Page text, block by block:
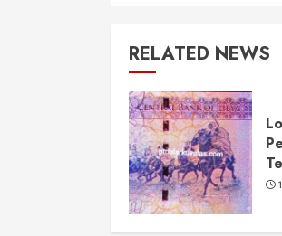
RELATED NEWS